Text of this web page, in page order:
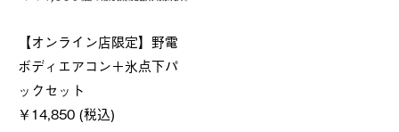
【オンライン店限定】野電
ボディエアコン＋氷点下パ
ックセット
￥14,850 (税込)